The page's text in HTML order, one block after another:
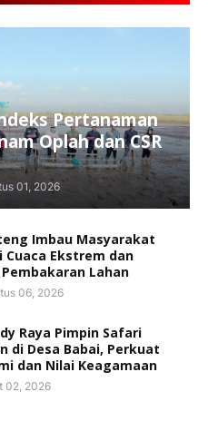
Pertanaman
Oplah dan CSR
01, 2026
Imbau Masyarakat
Cuaca Ekstrem dan
Lahan
06, 2026
Raya Pimpin Safari
di Desa Babai, Perkuat
dan Nilai Keagamaan
02, 2026